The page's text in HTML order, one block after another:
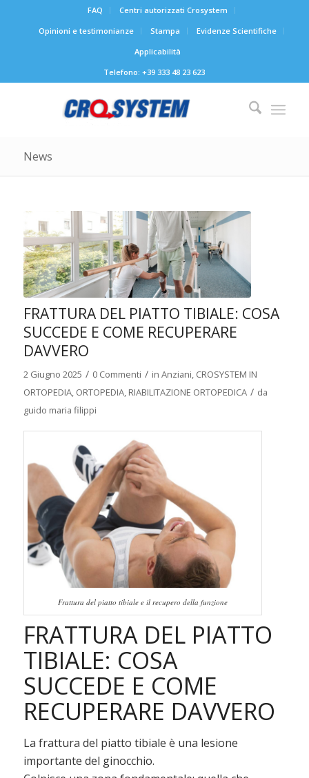
FAQ
Centri autorizzati Crosystem
Opinioni e testimonianze
Stampa
Evidenze Scientifiche
Applicabilità
Telefono: +39 333 48 23 623
News
FRATTURA DEL PIATTO TIBIALE: COSA
SUCCEDE E COME RECUPERARE
DAVVERO
2 Giugno 2025 / 0 Commenti / in Anziani, CROSYSTEM IN
ORTOPEDIA, ORTOPEDIA, RIABILITAZIONE ORTOPEDICA / da
guido maria filippi
Frattura del piatto tibiale e il recupero della funzione
FRATTURA DEL PIATTO
TIBIALE: COSA
SUCCEDE E COME
RECUPERARE DAVVERO
La frattura del piatto tibiale è una lesione
importante del ginocchio.